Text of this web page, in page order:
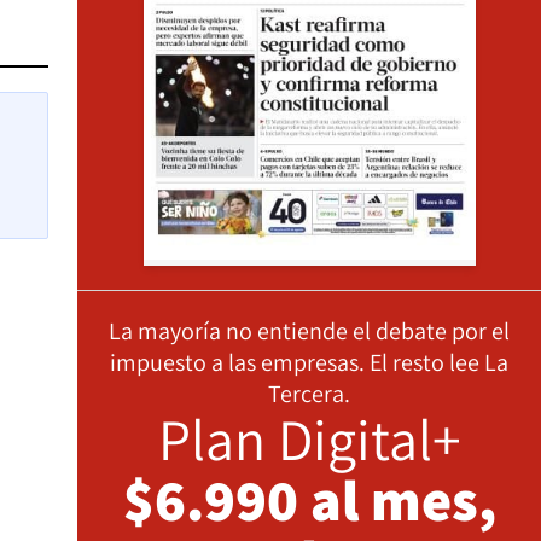
La mayoría no entiende el debate por el
impuesto a las empresas. El resto lee La
Tercera.
Plan Digital+
$6.990 al mes,